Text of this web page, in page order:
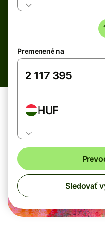
Premenené na
HUF
Sledovať